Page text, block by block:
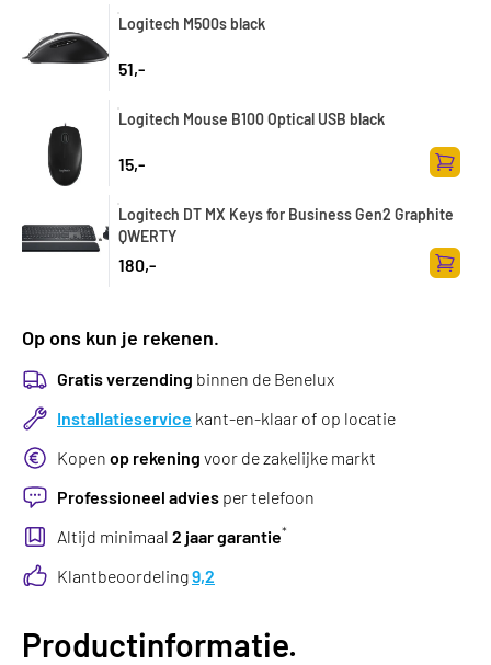
Logitech M500s black
51,-
Logitech Mouse B100 Optical USB black
15,-
Logitech DT MX Keys for Business Gen2 Graphite
QWERTY
180,-
Op ons kun je rekenen.
Gratis verzending binnen de Benelux
Installatieservice kant-en-klaar of op locatie
Kopen op rekening voor de zakelijke markt
Professioneel advies per telefoon
Altijd minimaal 2 jaar garantie*
Klantbeoordeling9,2
Productinformatie.